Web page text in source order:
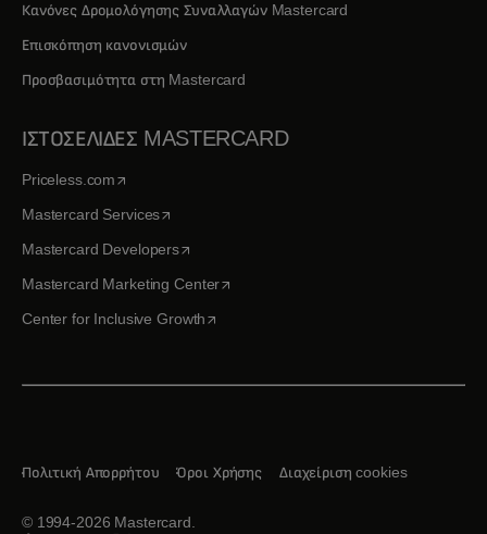
Κανόνες Δρομολόγησης Συναλλαγών Mastercard
Επισκόπηση κανονισμών
Προσβασιμότητα στη Mastercard
ΙΣΤΟΣΕΛΙΔΕΣ MASTERCARD
Priceless.comopens in a new tab
Mastercard Servicesopens in a new tab
Mastercard Developersopens in a new tab
Mastercard Marketing Centeropens in a new tab
Center for Inclusive Growthopens in a new tab
© 1994-2026 Mastercard.
Πολιτική Απορρήτου Όροι Χρήσης Διαχείριση cookies